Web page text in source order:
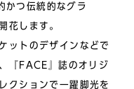
つ伝統的なグラ
花します。
ットのデザインなどで
『FACE』誌のオリジ
クションで一躍脚光を